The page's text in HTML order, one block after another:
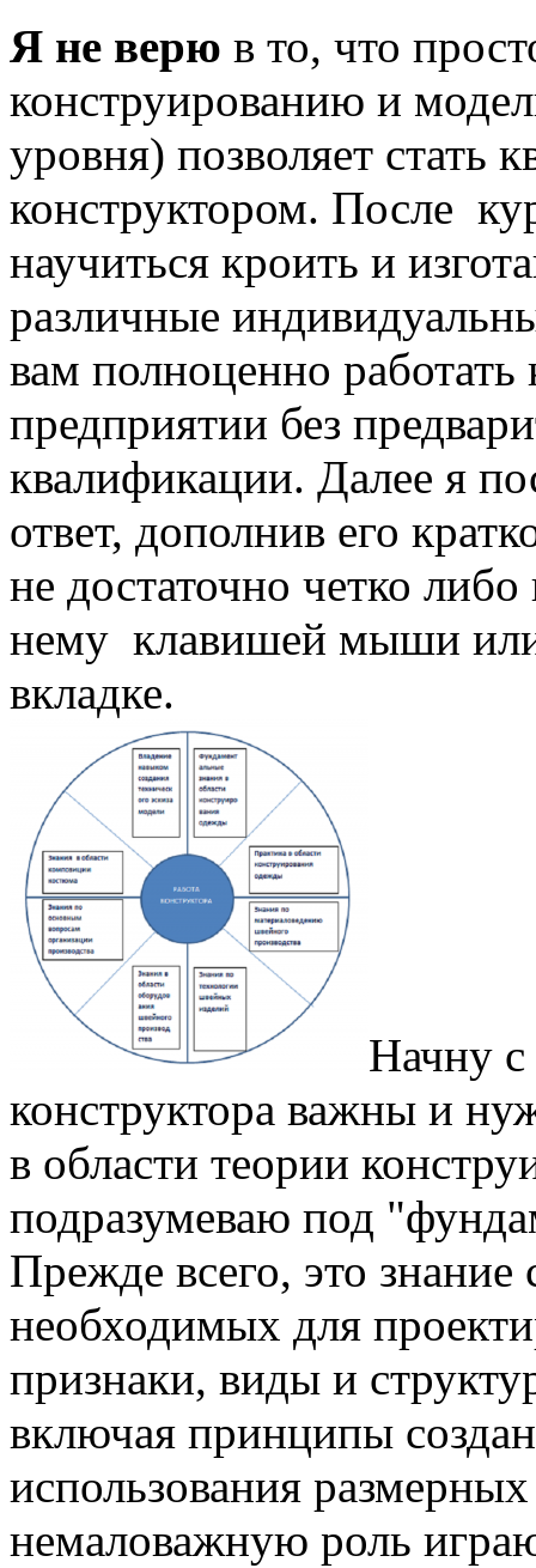
Я не верю в то, что
конструированию и
уровня) позволяет стать
конструктором. После
научиться кроить и
различные
вам полноценно
предприятии без
квалификации. Далее я
ответ, дополнив его
не достаточно четко
нему клавишей мыши или
вкладке.
Начну
конструктора важны и
в области теории
подразумеваю под
Прежде всего, это
необходимых для
признаки, виды и
включая принципы
использования
немаловажную роль